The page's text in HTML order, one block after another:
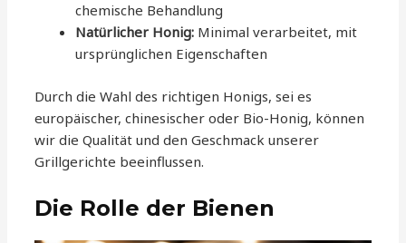
chemische Behandlung
Natürlicher Honig: Minimal verarbeitet, mit
ursprünglichen Eigenschaften
Durch die Wahl des richtigen Honigs, sei es
europäischer, chinesischer oder Bio-Honig, können
wir die Qualität und den Geschmack unserer
Grillgerichte beeinflussen.
Die Rolle der Bienen